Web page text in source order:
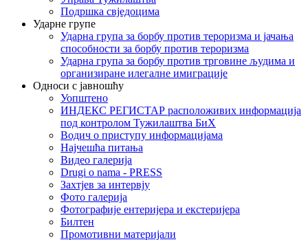
Подршка свједоцима
Ударне групе
Ударна група за борбу против тероризма и јачања
способности за борбу против тероризма
Ударна група за борбу против трговине људима и
организиране илегалне имиграције
Односи с јавношћу
Уопштено
ИНДЕКС РЕГИСТАР расположивих информација
под контролом Тужилаштва БиХ
Водич о приступу информацијама
Најчешћа питања
Видео галерија
Drugi o nama - PRESS
Захтјев за интервју
Фото галерија
Фотографије ентеријера и екстеријера
Билтен
Промотивни материјали